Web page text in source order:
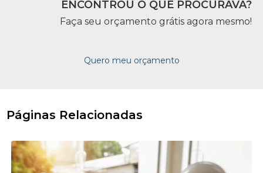
ENCONTROU O QUE PROCURAVA?
Faça seu orçamento grátis agora mesmo!
Quero meu orçamento
Páginas Relacionadas